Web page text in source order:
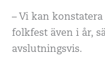
– Vi kan
folkfest även i år,
avslutningsvis.